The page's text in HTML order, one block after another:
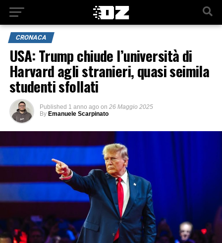
CRONACA
USA: Trump chiude l’università di
Harvard agli stranieri, quasi seimila
studenti sfollati
Published 1 anno ago on 26 Maggio 2025
By Emanuele Scarpinato